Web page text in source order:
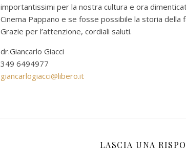
importantissimi per la nostra cultura e ora
Cinema Pappano e se fosse possibile la storia della
Grazie per l’attenzione, cordiali saluti.
dr.Giancarlo Giacci
349 6494977
giancarlogiacci@libero.it
LASCIA UNA